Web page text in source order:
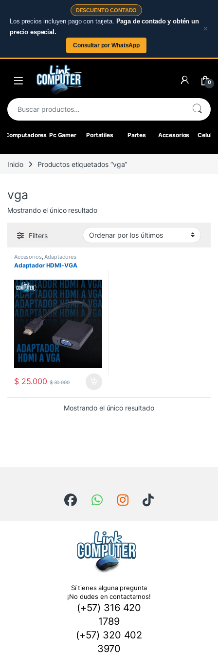
DESCUENTO CONTADO
Los precios incluyen pago con tarjeta. Paga de contado y obtén un
precio especial.
Consultar por WhatsApp
×
Skip to navigation
0
Buscar por:
Computadores Pc Gamer Portatiles Partes Accesorios
Inicio Productos etiquetados “vga”
vga
Mostrando el único resultado
Filters
Accesorios Adaptadores
Adaptador HDMI-VGA
$25.000 $30.000
Mostrando el único resultado
Sí tienes alguna pregunta
¡No dudes en contactarnos!
(+57) 316 420
1789
(+57) 320 402
3970